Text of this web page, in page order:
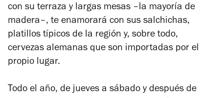
con su terraza y largas mesas –la mayoría de
madera–, te enamorará con sus salchichas,
platillos típicos de la región y, sobre todo,
cervezas alemanas que son importadas por el
propio lugar.
Todo el año, de jueves a sábado y después de